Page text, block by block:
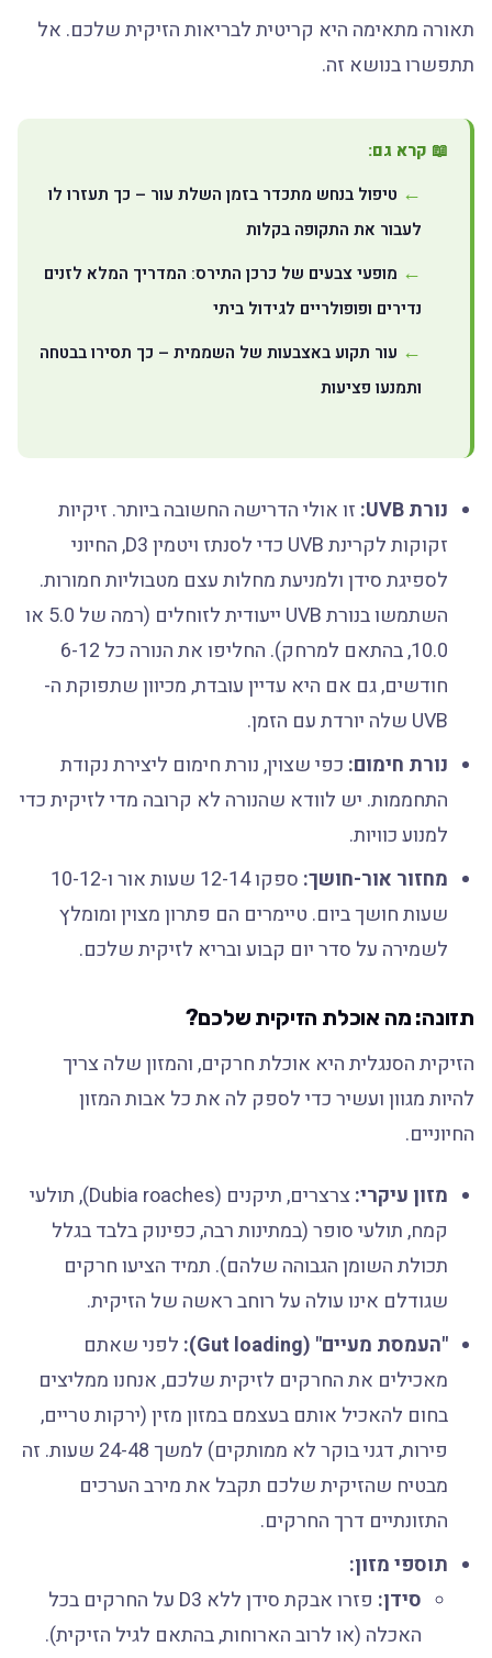
תאורה מתאימה היא קריטית לבריאות הזיקית שלכם. אל
תתפשרו בנושא זה.
📖 קרא גם:
טיפול בנחש מתכדר בזמן השלת עור – כך תעזרו לו
לעבור את התקופה בקלות
מופעי צבעים של כרכן התירס: המדריך המלא לזנים
נדירים ופופולריים לגידול ביתי
עור תקוע באצבעות של השממית – כך תסירו בבטחה
ותמנעו פציעות
נורת UVB:
זו אולי הדרישה החשובה ביותר. זיקיות
זקוקות לקרינת UVB כדי לסנתז ויטמין D3, החיוני
לספיגת סידן ולמניעת מחלות עצם מטבוליות חמורות.
השתמשו בנורת UVB ייעודית לזוחלים (רמה של 5.0 או
10.0, בהתאם למרחק). החליפו את הנורה כל 6-12
חודשים, גם אם היא עדיין עובדת, מכיוון שתפוקת ה-
UVB שלה יורדת עם הזמן.
נורת חימום:כפי שצוין, נורת חימום ליצירת נקודת
התחממות. יש לוודא שהנורה לא קרובה מדי לזיקית כדי
למנוע כוויות.
מחזור אור-חושך:
ספקו 12-14 שעות אור ו-10-12
שעות חושך ביום. טיימרים הם פתרון מצוין ומומלץ
לשמירה על סדר יום קבוע ובריא לזיקית שלכם.
תזונה: מה אוכלת הזיקית שלכם?
הזיקית הסנגלית היא אוכלת חרקים, והמזון שלה צריך
להיות מגוון ועשיר כדי לספק לה את כל אבות המזון
החיוניים.
מזון עיקרי:
צרצרים, תיקנים (Dubia roaches), תולעי
קמח, תולעי סופר (במתינות רבה, כפינוק בלבד בגלל
תכולת השומן הגבוהה שלהם). תמיד הציעו חרקים
שגודלם אינו עולה על רוחב ראשה של הזיקית.
"העמסת מעיים" (Gut loading):
לפני שאתם
מאכילים את החרקים לזיקית שלכם, אנחנו ממליצים
בחום להאכיל אותם בעצמם במזון מזין (ירקות טריים,
פירות, דגני בוקר לא ממותקים) למשך 24-48 שעות. זה
מבטיח שהזיקית שלכם תקבל את מירב הערכים
התזונתיים דרך החרקים.
תוספי מזון:
סידן:
פזרו אבקת סידן ללא D3 על החרקים בכל
האכלה (או לרוב הארוחות, בהתאם לגיל הזיקית).